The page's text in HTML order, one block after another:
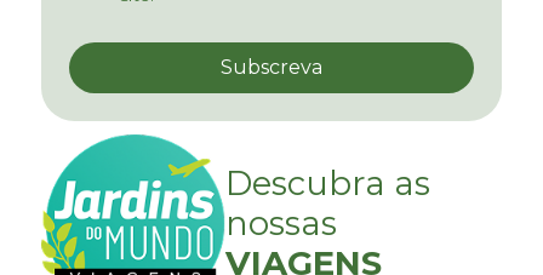
Descubra as
nossas
VIAGENS